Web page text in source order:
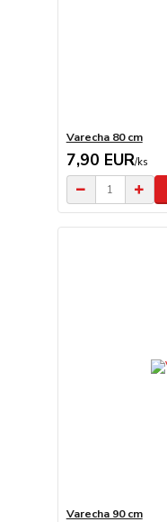
Varecha 80 cm
7,90 EUR/ks
Varecha 90 cm